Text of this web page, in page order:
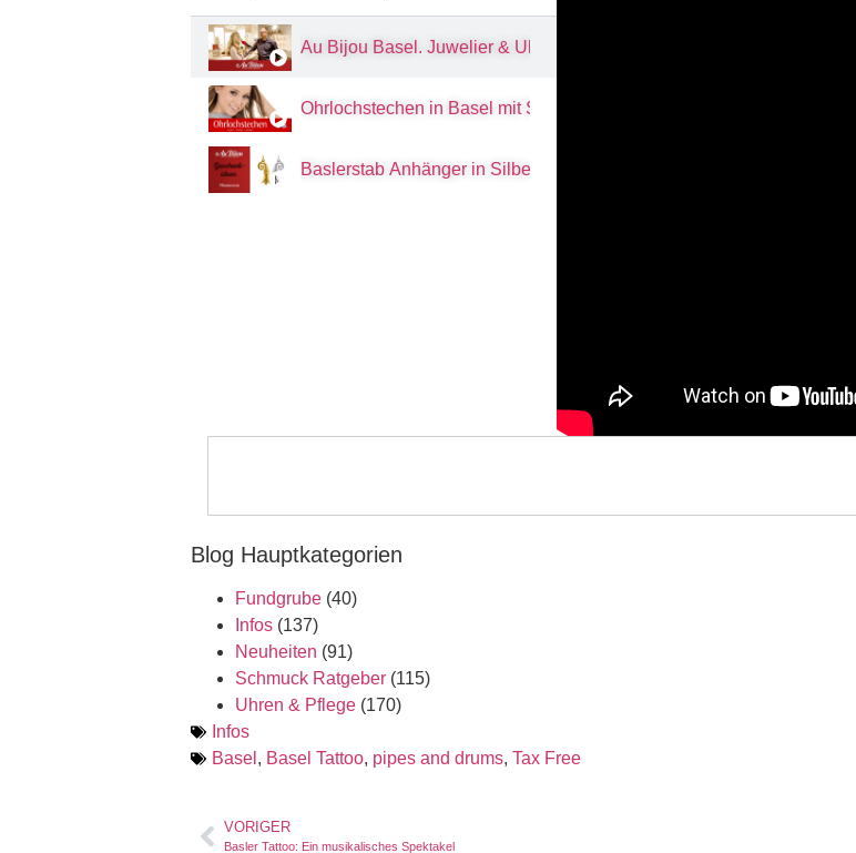
Au Bijou Basel. Juwelier & Uhrmacher mit Tradition seit 1656
Ohrlochstechen in Basel mit Studex® bei Au Bijou
Baslerstab Anhänger in Silber & Gold: Souvenir aus Basel von Au Bijou
Blog Hauptkategorien
Fundgrube (40)
Infos (137)
Neuheiten (91)
Schmuck Ratgeber (115)
Uhren & Pflege (170)
Infos
Basel , Basel Tattoo, pipes and drums, Tax Free
VORIGER
Basler Tattoo: Ein musikalisches Spektakel